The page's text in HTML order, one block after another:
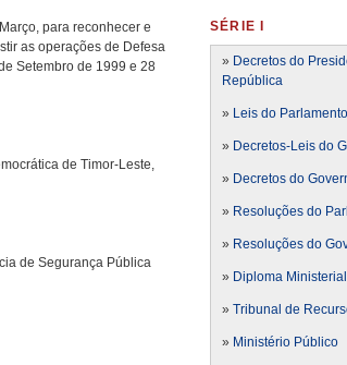
para reconhecer e
as operações de Defesa
Setembro de 1999 e 28
de Timor-Leste,
de Segurança Pública
SÉRIE I
» Decretos do
República
» Leis do
» Decretos-Leis do
» Decretos do
» Resoluções do
» Resoluções do
» Diploma Ministerial
» Tribunal de
» Ministério Público